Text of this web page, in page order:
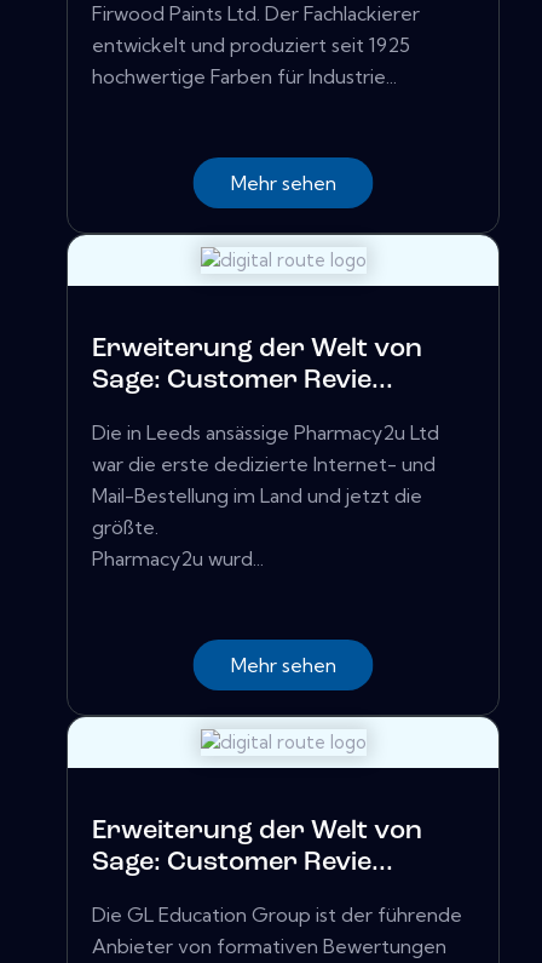
Firwood Paints Ltd. Der Fachlackierer
entwickelt und produziert seit 1925
hochwertige Farben für Industrie...
Mehr sehen
Erweiterung der Welt von
Sage: Customer Revie...
Die in Leeds ansässige Pharmacy2u Ltd
war die erste dedizierte Internet- und
Mail-Bestellung im Land und jetzt die
größte.
Pharmacy2u wurd...
Mehr sehen
Erweiterung der Welt von
Sage: Customer Revie...
Die GL Education Group ist der führende
Anbieter von formativen Bewertungen